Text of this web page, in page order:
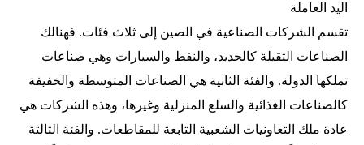
اليد العاملة
تقسم الشركات الصناعية في الصين إلى ثلاث فئات. فهنالك
الصناعات الثقيلة كالحديد، والنفط والسيارات وهي صناعات
تملكها الدولة. والفئة الثانية هي الصناعات المتوسطة والخفيفة
كالصناعات الغذائية والسلع المنزلية وغيرها، وهذه الشركات هي
عادة ملك التعاونيات الشعبية التابعة للمقاطعات. والفئة الثالثة